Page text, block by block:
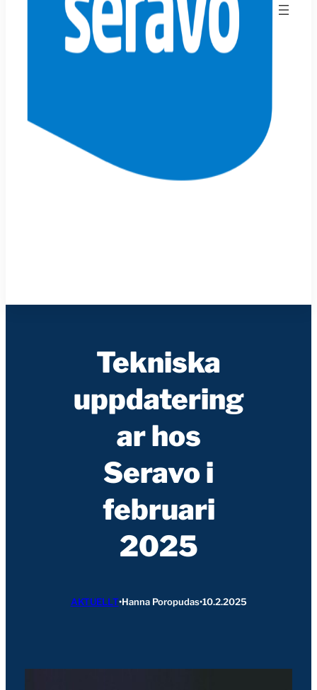
Tekniska
uppdatering
ar hos
Seravo i
februari
2025
AKTUELLT•Hanna Poropudas•10.2.2025